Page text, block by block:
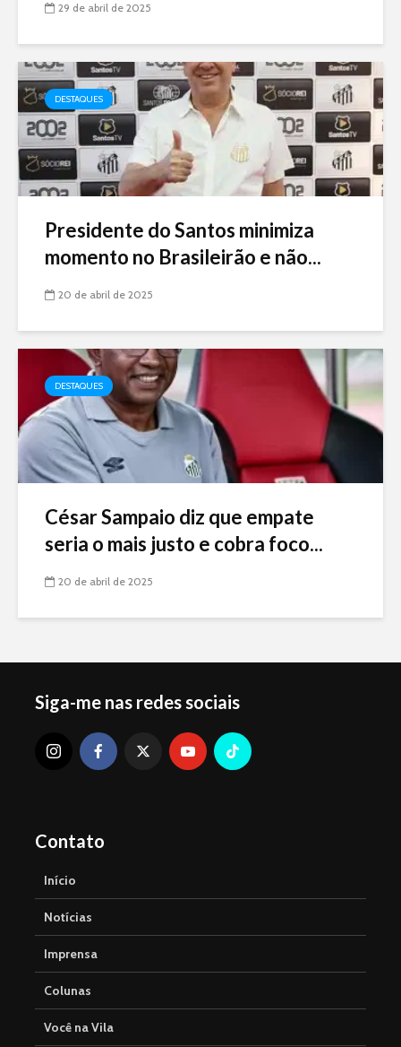
29 de abril de 2025
DESTAQUES
Presidente do Santos minimiza
momento no Brasileirão e não...
20 de abril de 2025
DESTAQUES
César Sampaio diz que empate
seria o mais justo e cobra foco...
20 de abril de 2025
Siga-me nas redes sociais
Contato
Início
Notícias
Imprensa
Colunas
Você na Vila